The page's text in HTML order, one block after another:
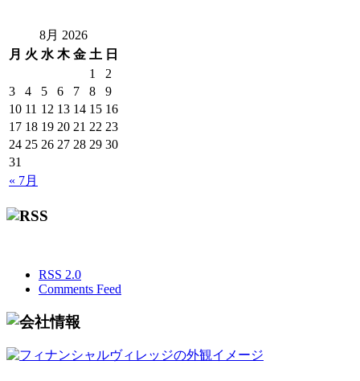
8月 2026
月 火 水 木 金 土 日
« 7月
1
2
3
4 5 6 7 8
9
10 11 12 13 14 15 16
17 18 19 20 21 22 23
24 25 26 27 28 29 30
31
RSS 2.0
Comments Feed